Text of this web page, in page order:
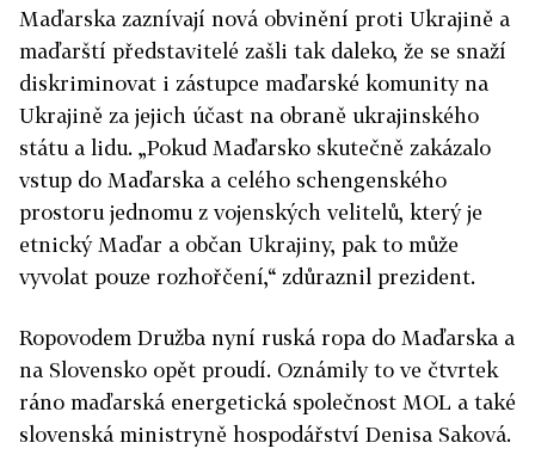
Maďarska zaznívají nová obvinění proti Ukrajině a
maďarští představitelé zašli tak daleko, že se snaží
diskriminovat i zástupce maďarské komunity na
Ukrajině za jejich účast na obraně ukrajinského
státu a lidu. „Pokud Maďarsko skutečně zakázalo
vstup do Maďarska a celého schengenského
prostoru jednomu z vojenských velitelů, který je
etnický Maďar a občan Ukrajiny, pak to může
vyvolat pouze rozhořčení,“ zdůraznil prezident.
Ropovodem Družba nyní ruská ropa do Maďarska a
na Slovensko opět proudí. Oznámily to ve čtvrtek
ráno maďarská energetická společnost MOL a také
slovenská ministryně hospodářství Denisa Saková.